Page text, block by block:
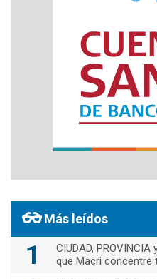
Más leídos
1
CIUDAD,
que Macri concentre